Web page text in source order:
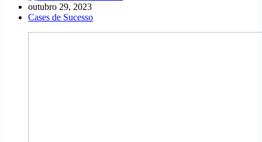
outubro 29, 2023
Cases de Sucesso